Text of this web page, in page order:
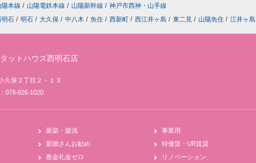
陽本線 / 山陽電鉄本線 / 山陽新幹線 / 神戸市西神・山手線
明石 / 明石 / 大久保 / 中八木 / 魚住 / 西新町 / 西江井ヶ島 / 東二見 / 山陽魚住 / 江井ヶ島
ットハウス西明石店
久保２丁目２－１３
078-926-1020
新築・築浅
新婚さんお勧め
敷金礼金ゼロ
事業用
特優賃・UR賃貸
リノベーション